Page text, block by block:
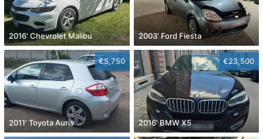
2016' Chevrolet Malibu 2003' Ford Fiesta
€5,750
2011' Toyota Auris
€23,500
2016' BMW X5